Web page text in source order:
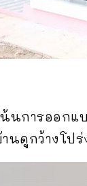
นการออกแ
นดูกว้างโป